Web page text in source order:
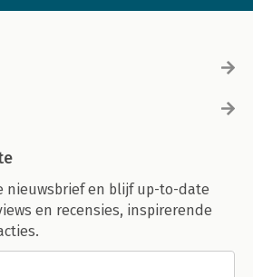
nieuwsbrief en blijf up-to-date
en recensies, inspirerende